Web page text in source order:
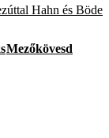
Hahn és Böde
Mezőkövesd